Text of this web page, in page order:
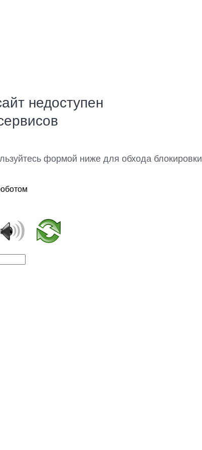
недоступен
формой ниже для обхода блокировки